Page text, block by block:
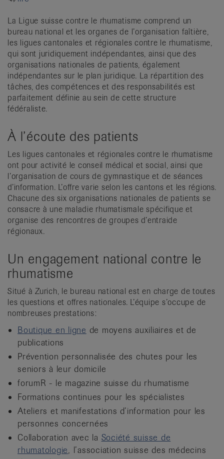
La Ligue suisse contre le rhumatisme comprend un
bureau national et les organes de l’organisation faîtière,
les ligues cantonales et régionales contre le rhumatisme,
qui sont juridiquement indépendantes, ainsi que des
organisations nationales de patients, également
indépendantes sur le plan juridique. La répartition des
tâches, des compétences et des responsabilités est
parfaitement définie au sein de cette structure
fédéraliste.
À l’écoute des patients
Les ligues cantonales et régionales contre le rhumatisme
ont pour activité le conseil médical et social, ainsi que
l’organisation de cours de gymnastique et de séances
d’information. L’offre varie selon les cantons et les régions.
Chacune des six organisations nationales de patients se
consacre à une maladie rhumatismale spécifique et
organise des rencontres de groupes d’entraide
régionaux.
Un engagement national contre le
rhumatisme
Situé à Zurich, le bureau national est en charge de toutes
les questions et offres nationales. L’équipe s’occupe de
nombreuses prestations:
Boutique en ligne de moyens auxiliaires et de
publications
Prévention personnalisée des chutes pour les
seniors à leur domicile
forumR - le magazine suisse du rhumatisme
Formations continues pour les spécialistes
Ateliers et manifestations d’information pour les
personnes concernées
Collaboration avec la Société suisse de
rhumatologie, l’association suisse des médecins